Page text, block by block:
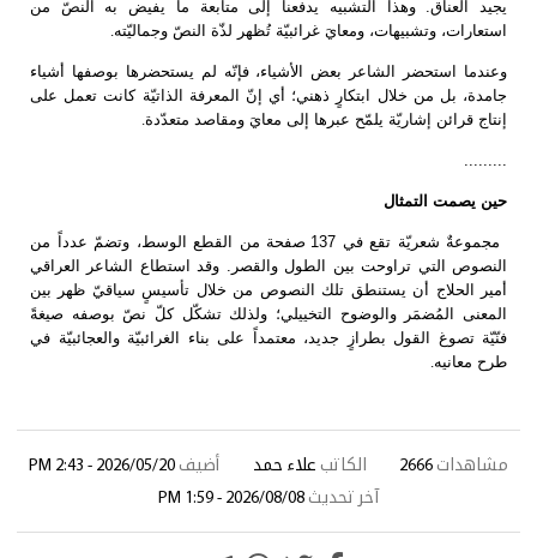
يجيد العناق. وهذا التشبيه يدفعنا إلى متابعة ما يفيض به النصّ من
استعارات، وتشبيهات، ومعايَ غرائبيّة تُظهر لذّة النصّ وجماليّته.
وعندما استحضر الشاعر بعض الأشياء، فإنّه لم يستحضرها بوصفها أشياء
جامدة، بل من خلال ابتكارٍ ذهني؛ أي إنّ المعرفة الذاتيّة كانت تعمل على
إنتاج قرائن إشاريّة يلمّح عبرها إلى معايَ ومقاصد متعدّدة.
.........
حين يصمت التمثال
مجموعةٌ شعريّة تقع في 137 صفحة من القطع الوسط، وتضمّ عدداً من
النصوص التي تراوحت بين الطول والقصر. وقد استطاع الشاعر العراقي
أمير الحلاج أن يستنطق تلك النصوص من خلال تأسيسٍ سياقيّ ظهر بين
المعنى المُضمَر والوضوح التخييلي؛ ولذلك تشكّل كلّ نصّ بوصفه صيغةً
فنّيّة تصوغ القول بطرازٍ جديد، معتمداً على بناء الغرائبيّة والعجائبيّة في
طرح معانيه.
2666 الكاتب علاء حمد أضيف 2026/05/20 - 2:43 PM
آخر تحديث 2026/08/08 - 1:59 PM